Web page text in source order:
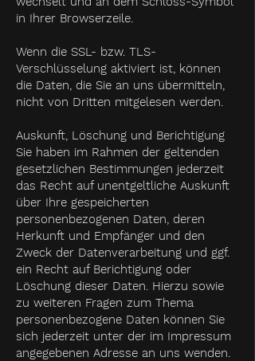
in Ihrer Browserzeile.
Wenn die SSL- bzw. TLS-
Verschlüsselung aktiviert ist, können
die Daten, die Sie an uns übermitteln,
nicht von Dritten mitgelesen werden.
Auskunft, Löschung und Berichtigung
Sie haben im Rahmen der geltenden
gesetzlichen Bestimmungen jederzeit
das Recht auf unentgeltliche Auskunft
über Ihre gespeicherten
personenbezogenen Daten, deren
Herkunft und Empfänger und den
Zweck der Datenverarbeitung und ggf.
ein Recht auf Berichtigung oder
Löschung dieser Daten. Hierzu sowie
zu weiteren Fragen zum Thema
personenbezogene Daten können Sie
sich jederzeit unter der im Impressum
angegebenen Adresse an uns wenden.